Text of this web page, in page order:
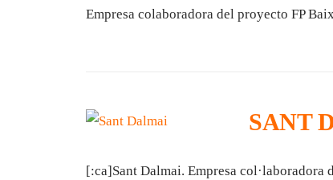
Empresa colaboradora del proyecto FP
SANT
[:ca]Sant Dalmai. Empresa col·laboradora